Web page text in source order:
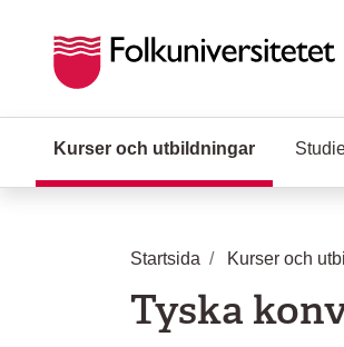
Kurser och utbildningar (Aktuell
Startsida Kurser och
Tyska